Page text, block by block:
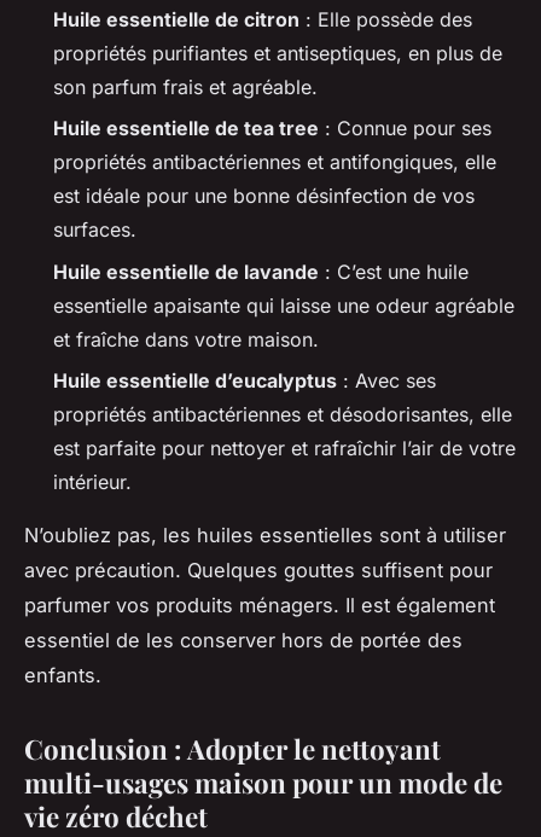
Huile essentielle de citron : Elle possède des
propriétés purifiantes et antiseptiques, en plus de
son parfum frais et agréable.
Huile essentielle de tea tree : Connue pour ses
propriétés antibactériennes et antifongiques, elle
est idéale pour une bonne désinfection de vos
surfaces.
Huile essentielle de lavande : C’est une huile
essentielle apaisante qui laisse une odeur agréable
et fraîche dans votre maison.
Huile essentielle d’eucalyptus : Avec ses
propriétés antibactériennes et désodorisantes, elle
est parfaite pour nettoyer et rafraîchir l’air de votre
intérieur.
N’oubliez pas, les huiles essentielles sont à utiliser
avec précaution. Quelques gouttes suffisent pour
parfumer vos produits ménagers. Il est également
essentiel de les conserver hors de portée des
enfants.
Conclusion : Adopter le nettoyant
multi-usages maison pour un mode de
vie zéro déchet